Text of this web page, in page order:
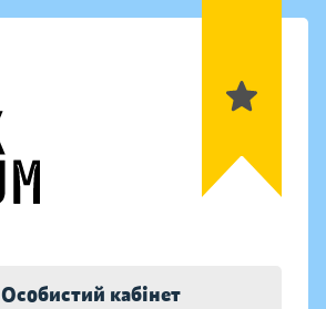
Особистий кабінет